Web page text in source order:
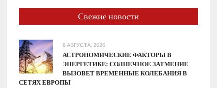
Свежие новости
6 АВГУСТА, 2026
АСТРОНОМИЧЕСКИЕ ФАКТОРЫ В
ЭНЕРГЕТИКЕ: СОЛНЕЧНОЕ ЗАТМЕНИЕ
ВЫЗОВЕТ ВРЕМЕННЫЕ КОЛЕБАНИЯ В
СЕТЯХ ЕВРОПЫ